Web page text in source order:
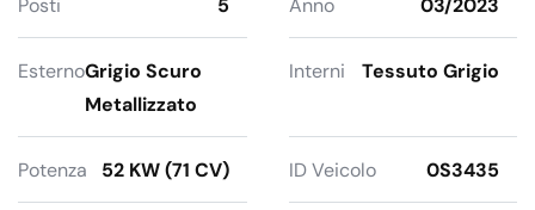
Posti 5 Anno 03/2023
EsternoGrigio Scuro
Metallizzato
Interni Tessuto Grigio
Potenza 52 KW (71 CV) ID Veicolo 0S3435